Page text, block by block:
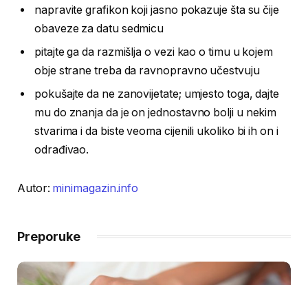
napravite grafikon koji jasno pokazuje šta su čije
obaveze za datu sedmicu
pitajte ga da razmišlja o vezi kao o timu u kojem
obje strane treba da ravnopravno učestvuju
pokušajte da ne zanovijetate; umjesto toga, dajte
mu do znanja da je on jednostavno bolji u nekim
stvarima i da biste veoma cijenili ukoliko bi ih on i
odrađivao.
Autor: minimagazin.info
Preporuke